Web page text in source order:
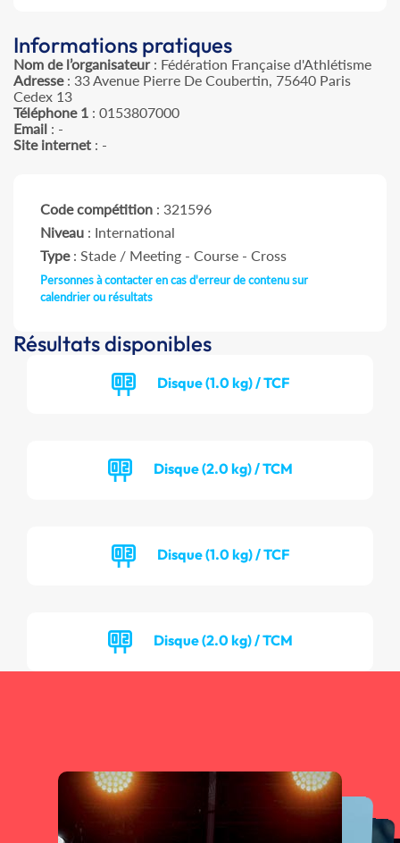
Informations pratiques
Nom de l’organisateur: Fédération Française d'Athlétisme
Adresse: 33 Avenue Pierre De Coubertin, 75640 Paris
Cedex 13
Téléphone 1 : 0153807000
Email : -
Site internet : -
Code compétition : 321596
Niveau : International
Type: Stade / Meeting - Course - Cross
Personnes à contacter en cas d'erreur de contenu sur
calendrier ou résultats
Résultats disponibles
Disque (1.0 kg) / TCF
Disque (2.0 kg) / TCM
Disque (1.0 kg) / TCF
Disque (2.0 kg) / TCM